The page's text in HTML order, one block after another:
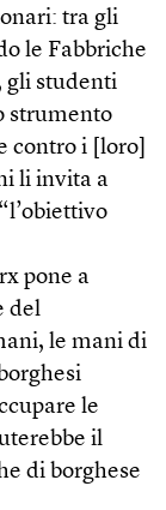
tra gli
le Fabbriche
gli studenti
strumento
contro i [loro]
li invita a
pone a
del
le mani di
le
il
di borghese